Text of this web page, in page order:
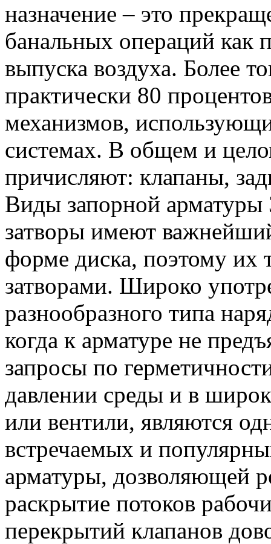
назначение – это
банальных операций как
выпуска воздуха. Более
практически 80
механизмов,
системах. В общем и
причисляют: клапаны,
Виды запорной арматуры
затворы имеют
форме диска, поэтому их
затворами. Широко
разнообразного типа
когда к арматуре не
запросы по
давлении среды и в
или вентили, являются
встречаемых и
арматуры, дозволяющей
раскрытие потоков
перекрытий клапанов